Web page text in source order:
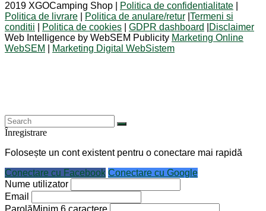
2019 XGOCamping Shop | Politica de confidentialitate
Politica de livrare
Politica de anulare/retur Termeni si
conditii
Politica de cookies GDPR dashboard
Disclaimer
Web Intelligence by WebSEM Publicity Marketing Online
WebSEM
Marketing Digital WebSistem
Înregistrare
Folosește un cont existent pentru o conectare mai rapidă
Conectare cu Facebook Conectare cu Google
Nume utilizator
Email
ParolăMinim 6 caractere